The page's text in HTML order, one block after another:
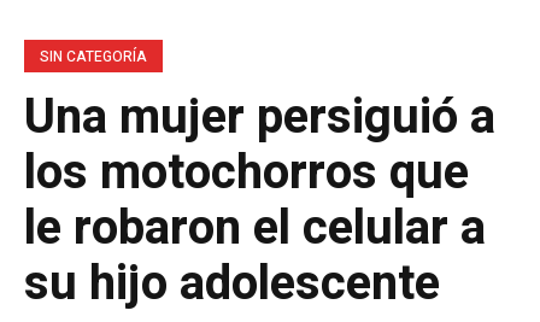
SIN CATEGORÍA
Una mujer persiguió a
los motochorros que
le robaron el celular a
su hijo adolescente